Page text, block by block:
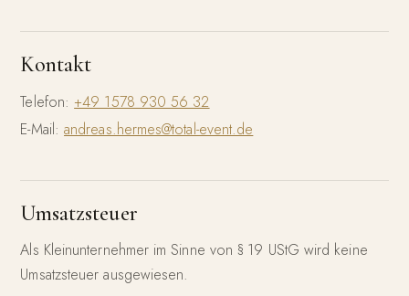
Kontakt
Telefon: +49 1578 930 56 32
E-Mail:andreas.hermes@total-event.de
Umsatzsteuer
Als Kleinunternehmer im Sinne von § 19 UStG wird keine
Umsatzsteuer ausgewiesen.